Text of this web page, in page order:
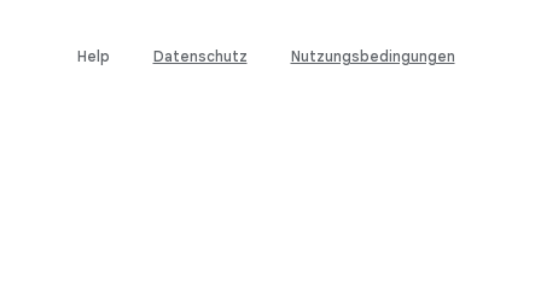
Help Datenschutz Nutzungsbedingungen